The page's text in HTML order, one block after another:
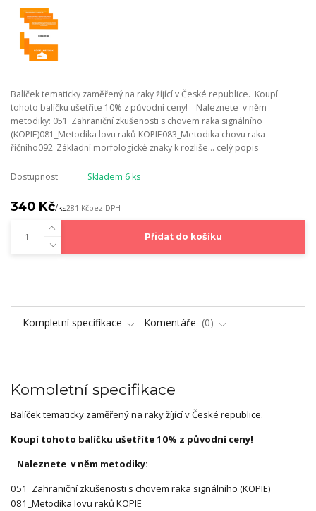
Balíček tematicky zaměřený na raky žíjící v České republice. Koupí
tohoto balíčku ušetříte 10% z původní ceny! Naleznete v něm
metodiky: 051_Zahraniční zkušenosti s chovem raka signálního
(KOPIE)081_Metodika lovu raků KOPIE083_Metodika chovu raka
říčního092_Základní morfologické znaky k rozliše... celý popis
Dostupnost Skladem 6 ks
340 Kč/ks281 Kčbez DPH
Přidat do košíku
Kompletní specifikace Komentáře 0
Kompletní specifikace
Balíček tematicky zaměřený na raky žíjící v České republice.
Koupí tohoto balíčku ušetříte 10% z původní ceny!
Naleznete v něm metodiky:
051_Zahraniční zkušenosti s chovem raka signálního (KOPIE)
081_Metodika lovu raků KOPIE